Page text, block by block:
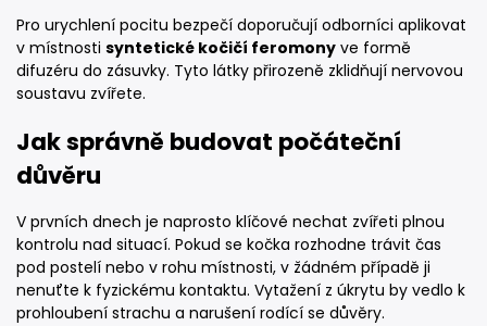
Pro urychlení pocitu bezpečí doporučují odborníci aplikovat
v místnosti syntetické kočičí feromony ve formě
difuzéru do zásuvky. Tyto látky přirozeně zklidňují nervovou
soustavu zvířete.
Jak správně budovat počáteční
důvěru
V prvních dnech je naprosto klíčové nechat zvířeti plnou
kontrolu nad situací. Pokud se kočka rozhodne trávit čas
pod postelí nebo v rohu místnosti, v žádném případě ji
nenuťte k fyzickému kontaktu. Vytažení z úkrytu by vedlo k
prohloubení strachu a narušení rodící se důvěry.